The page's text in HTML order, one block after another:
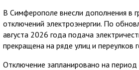
В Симферополе внесли дополнения в
отключений электроэнергии. По
августа 2026 года подача
прекращена на ряде улиц и переулков
Отключение запланировано на